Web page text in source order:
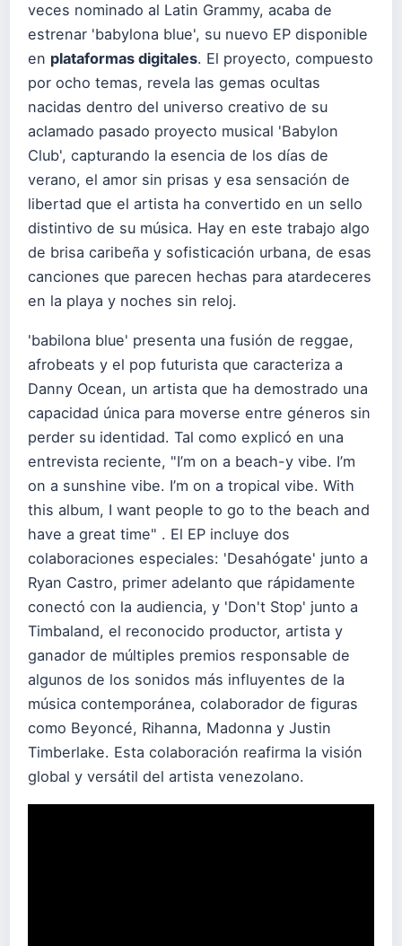
veces nominado al Latin Grammy, acaba de
estrenar 'babylona blue', su nuevo EP disponible
en plataformas digitales. El proyecto, compuesto
por ocho temas, revela las gemas ocultas
nacidas dentro del universo creativo de su
aclamado pasado proyecto musical 'Babylon
Club', capturando la esencia de los días de
verano, el amor sin prisas y esa sensación de
libertad que el artista ha convertido en un sello
distintivo de su música. Hay en este trabajo algo
de brisa caribeña y sofisticación urbana, de esas
canciones que parecen hechas para atardeceres
en la playa y noches sin reloj.
'babilona blue' presenta una fusión de reggae,
afrobeats y el pop futurista que caracteriza a
Danny Ocean, un artista que ha demostrado una
capacidad única para moverse entre géneros sin
perder su identidad. Tal como explicó en una
entrevista reciente, "I’m on a beach-y vibe. I’m
on a sunshine vibe. I’m on a tropical vibe. With
this album, I want people to go to the beach and
have a great time" . El EP incluye dos
colaboraciones especiales: 'Desahógate' junto a
Ryan Castro, primer adelanto que rápidamente
conectó con la audiencia, y 'Don't Stop' junto a
Timbaland, el reconocido productor, artista y
ganador de múltiples premios responsable de
algunos de los sonidos más influyentes de la
música contemporánea, colaborador de figuras
como Beyoncé, Rihanna, Madonna y Justin
Timberlake. Esta colaboración reafirma la visión
global y versátil del artista venezolano.